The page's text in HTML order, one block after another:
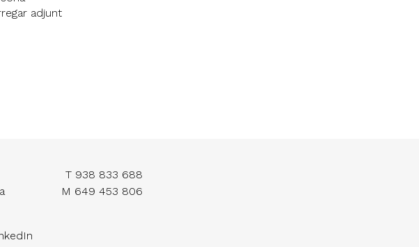
adjunt
T 938 833 688
M 649 453 806